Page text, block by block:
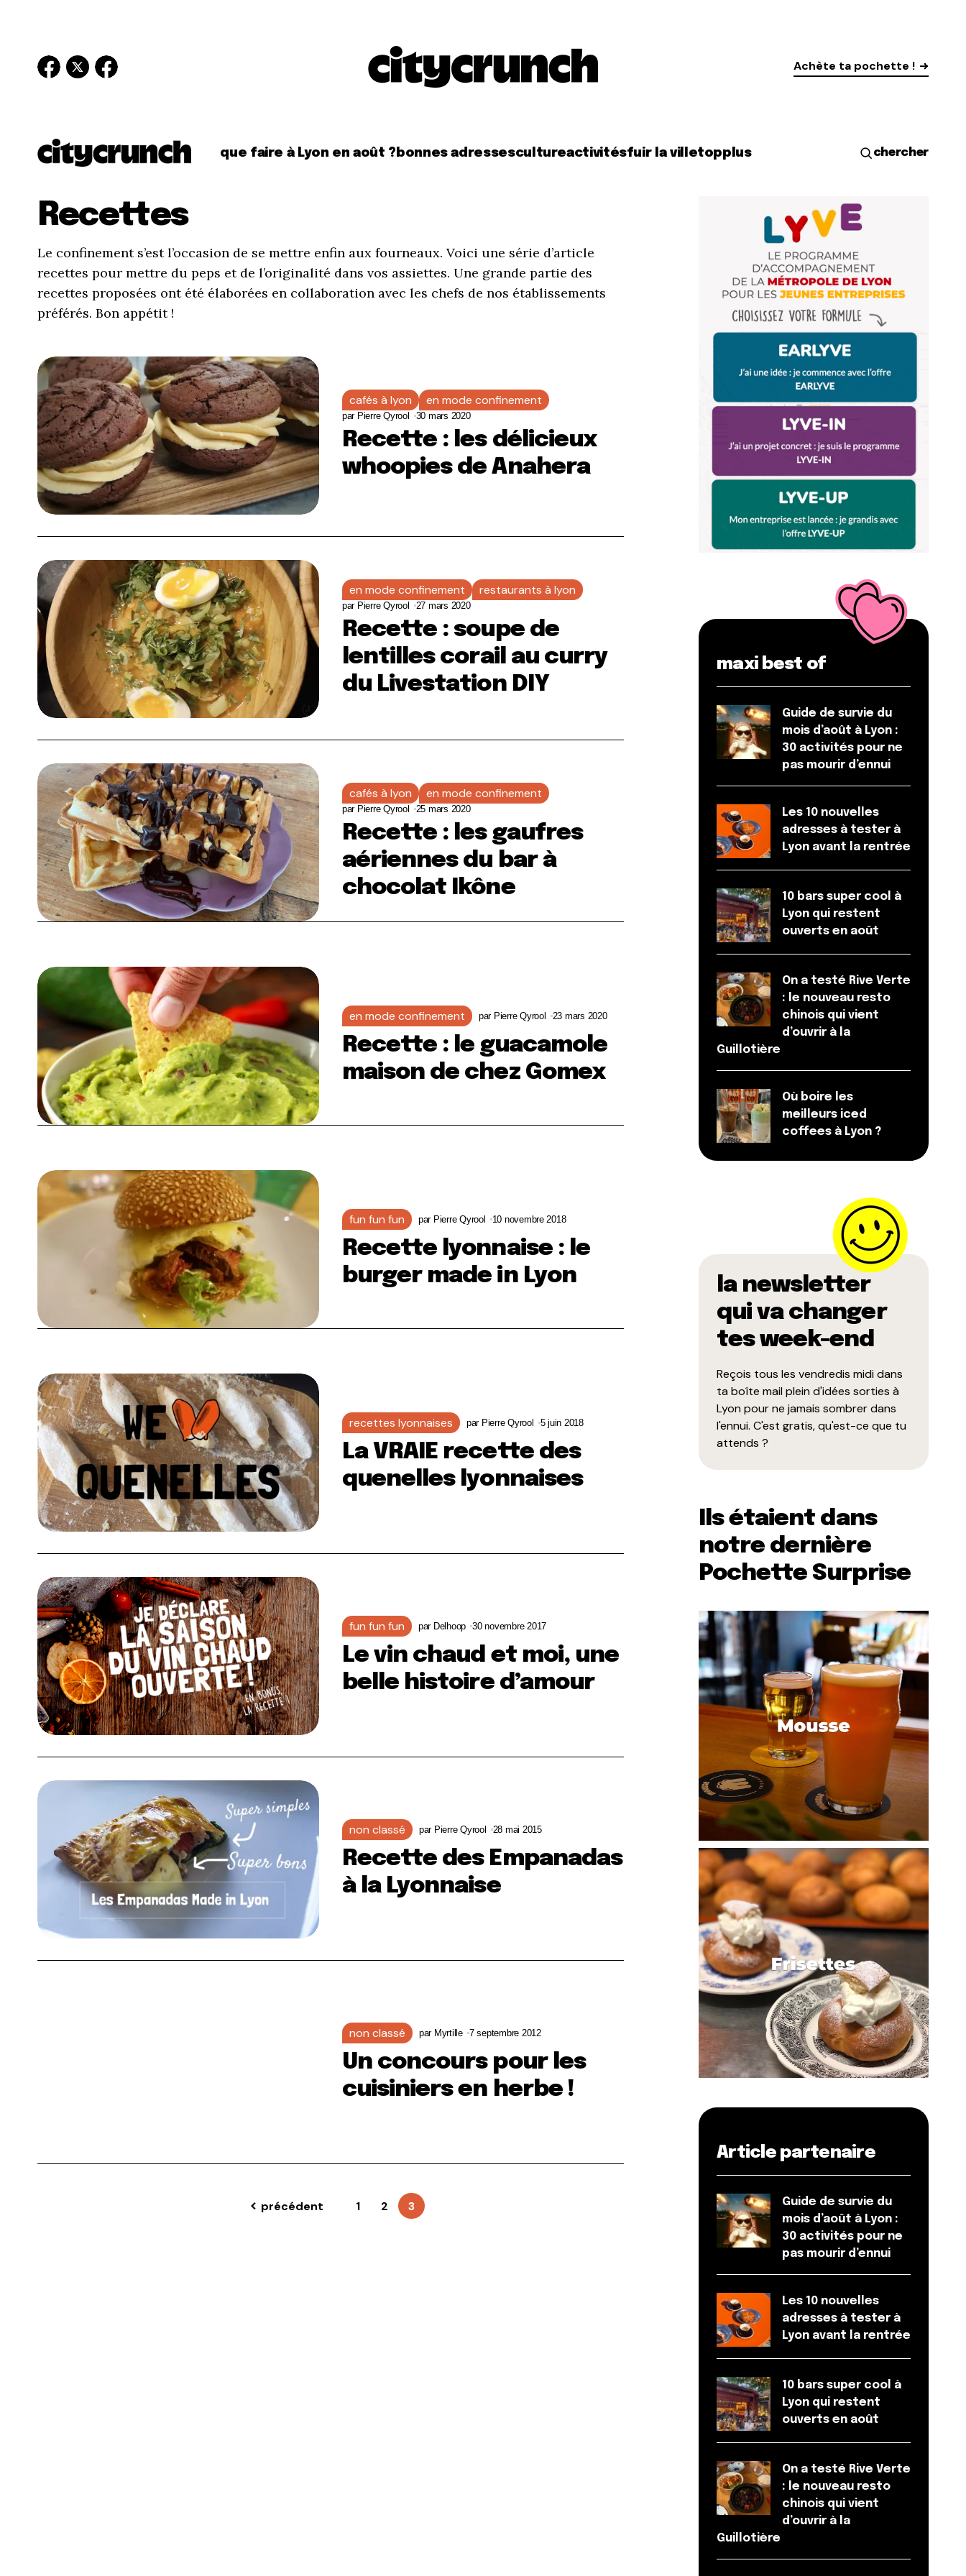
Achète ta pochette !
que faire à Lyon en août ? bonnes adressescultureactivitésfuir la villetopplus chercher
Recettes
Le confinement s’est l’occasion de se mettre enfin aux fourneaux. Voici une série d’article
recettes pour mettre du peps et de l’originalité dans vos assiettes. Une grande partie des
recettes proposées ont été élaborées en collaboration avec les chefs de nos établissements
préférés. Bon appétit !
cafés à lyon en mode confinement
par Pierre Qyrool 30 mars 2020
Recette : les délicieux
whoopies de Anahera
en mode confinement restaurants à lyon
par Pierre Qyrool 27 mars 2020
Recette : soupe de
lentilles corail au curry
du Livestation DIY
cafés à lyon en mode confinement
par Pierre Qyrool 25 mars 2020
Recette : les gaufres
aériennes du bar à
chocolat Ikône
en mode confinement par Pierre Qyrool 23 mars 2020
Recette : le guacamole
maison de chez Gomex
fun fun fun par Pierre Qyrool 10 novembre 2018
Recette lyonnaise : le
burger made in Lyon
recettes lyonnaises par Pierre Qyrool 5 juin 2018
La VRAIE recette des
quenelles lyonnaises
fun fun fun par Delhoop 30 novembre 2017
Le vin chaud et moi, une
belle histoire d’amour
non classé par Pierre Qyrool 28 mai 2015
Recette des Empanadas
à la Lyonnaise
non classé par Myrtille 7 septembre 2012
Un concours pour les
cuisiniers en herbe !
précédent 1 2 3
maxi best of
Guide de survie du
mois d’août à Lyon :
30 activités pour ne
pas mourir d’ennui
Les 10 nouvelles
adresses à tester à
Lyon avant la rentrée
10 bars super cool à
Lyon qui restent
ouverts en août
On a testé Rive Verte
: le nouveau resto
chinois qui vient
d’ouvrir à la
Guillotière
Où boire les
meilleurs iced
coffees à Lyon ?
la newsletter
qui va changer
tes week-end
Reçois tous les vendredis midi dans
ta boîte mail plein d'idées sorties à
Lyon pour ne jamais sombrer dans
l'ennui. C'est gratis, qu'est-ce que tu
attends ?
Ils étaient dans
notre dernière
Pochette Surprise
Article partenaire
Guide de survie du
mois d’août à Lyon :
30 activités pour ne
pas mourir d’ennui
Les 10 nouvelles
adresses à tester à
Lyon avant la rentrée
10 bars super cool à
Lyon qui restent
ouverts en août
On a testé Rive Verte
: le nouveau resto
chinois qui vient
d’ouvrir à la
Guillotière